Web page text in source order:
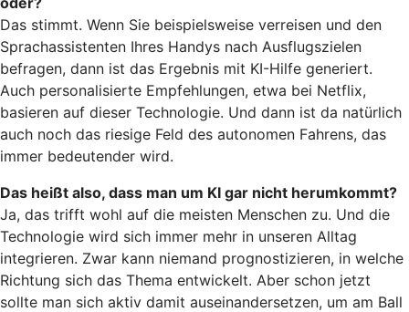
Das stimmt. Wenn Sie beispielsweise verreisen und den
Sprachassistenten Ihres Handys nach Ausflugszielen
befragen, dann ist das Ergebnis mit KI-Hilfe generiert.
Auch personalisierte Empfehlungen, etwa bei Netflix,
basieren auf dieser Technologie. Und dann ist da natürlich
auch noch das riesige Feld des autonomen Fahrens, das
immer bedeutender wird.
Das heißt also, dass man um KI gar nicht herumkommt?
Ja, das trifft wohl auf die meisten Menschen zu. Und die
Technologie wird sich immer mehr in unseren Alltag
integrieren. Zwar kann niemand prognostizieren, in welche
Richtung sich das Thema entwickelt. Aber schon jetzt
sollte man sich aktiv damit auseinandersetzen, um am Ball